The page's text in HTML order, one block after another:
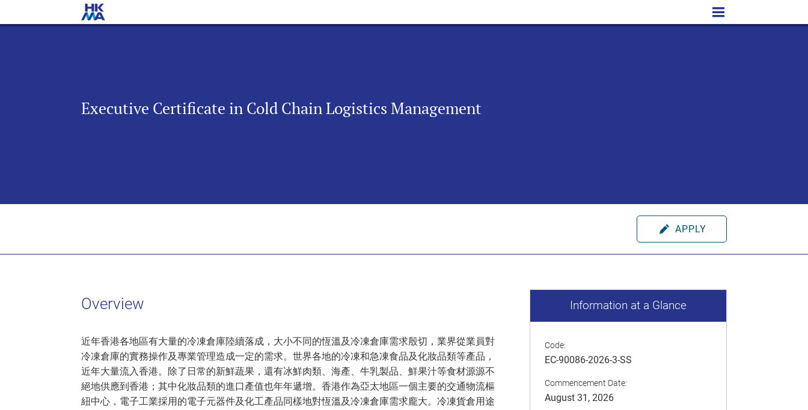
Executive Certificate in Cold Chain Logistics Management
APPLY
Overview
近年香港各地區有大量的冷凍倉庫陸續落成，大小不同的恆溫及冷凍倉庫需求殷切，業界從業員對
冷凍倉庫的實務操作及專業管理造成一定的需求。世界各地的冷凍和急凍食品及化妝品類等產品，
近年大量流入香港。除了日常的新鮮蔬果，還有冰鮮肉類、海產、牛乳製品、鮮果汁等食材源源不
絕地供應到香港；其中化妝品類的進口產值也年年遞增。香港作為亞太地區一個主要的交通物流樞
紐中心，電子工業採用的電子元器件及化工產品同樣地對恆溫及冷凍倉庫需求龐大。冷凍貨倉用途
Information at a Glance
Code:
EC-90086-2026-3-SS
Commencement Date:
August 31, 2026